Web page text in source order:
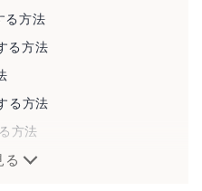
る方法
る方法
る方法
方法
する方法
る